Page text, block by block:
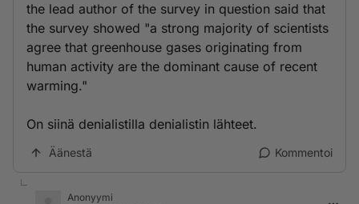
the lead author of the survey in question said that
the survey showed "a strong majority of scientists
agree that greenhouse gases originating from
human activity are the dominant cause of recent
warming."
On siinä denialistilla denialistin lähteet.
Äänestä Kommentoi
Anonyymi